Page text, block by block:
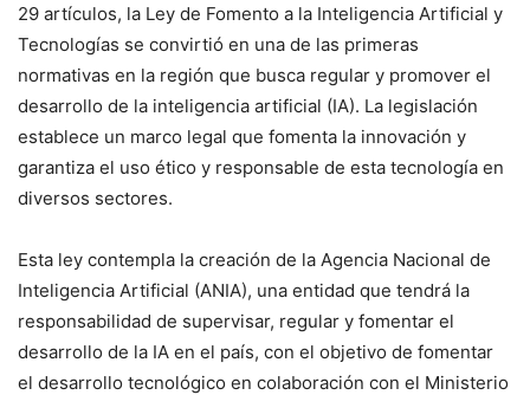
29 artículos, la Ley de Fomento a la Inteligencia Artificial y
Tecnologías se convirtió en una de las primeras
normativas en la región que busca regular y promover el
desarrollo de la inteligencia artificial (IA). La legislación
establece un marco legal que fomenta la innovación y
garantiza el uso ético y responsable de esta tecnología en
diversos sectores.
Esta ley contempla la creación de la Agencia Nacional de
Inteligencia Artificial (ANIA), una entidad que tendrá la
responsabilidad de supervisar, regular y fomentar el
desarrollo de la IA en el país, con el objetivo de fomentar
el desarrollo tecnológico en colaboración con el Ministerio